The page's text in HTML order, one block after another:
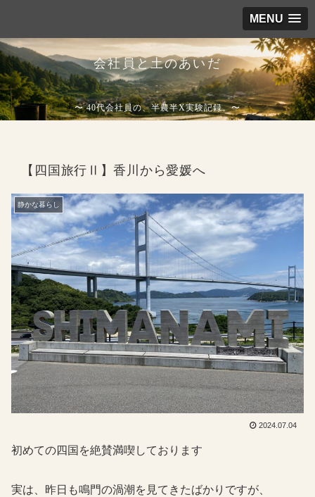
MENU
会社員と土のあいだ
〜 40代会社員の、半農半X実験記録。〜
【四国旅行Ⅱ】香川から愛媛へ
静かな暮らし
2024.07.04
初めての四国を絶賛満喫しております
実は、昨日も鳴門の渦潮を見てきたばかりですが、